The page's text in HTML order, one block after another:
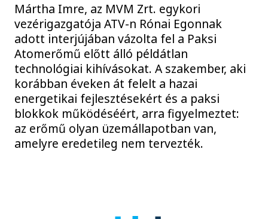
Mártha Imre, az MVM Zrt. egykori
vezérigazgatója ATV-n Rónai Egonnak
adott interjújában vázolta fel a Paksi
Atomerőmű előtt álló példátlan
technológiai kihívásokat. A szakember, aki
korábban éveken át felelt a hazai
energetikai fejlesztésekért és a paksi
blokkok működéséért, arra figyelmeztet:
az erőmű olyan üzemállapotban van,
amelyre eredetileg nem tervezték.